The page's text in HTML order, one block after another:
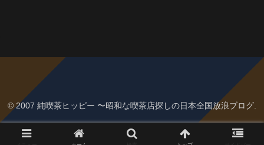
© 2007 純喫茶ヒッピー 〜昭和な喫茶店探しの日本全国放浪ブログ.